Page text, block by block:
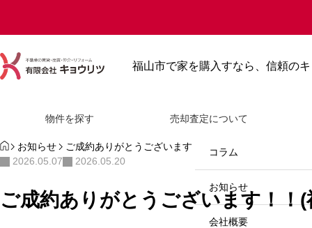
最近見た物件 お気に入り保存
新築戸建て
中古戸建て
新築マンション
中古マンション
売却査定について
コラム
お知らせ
会社概要
福山市で家を購入すなら、信頼の
物件を探す 売却査定について
新築と中古住宅はどっちがおすす
め？メリット・デメリットや選び
HOME
お知らせ
ご成約ありがとうございます！！(福山市沖野上町)
2026.05.07
2026.05.20
ご成約ありがとうございます！！(